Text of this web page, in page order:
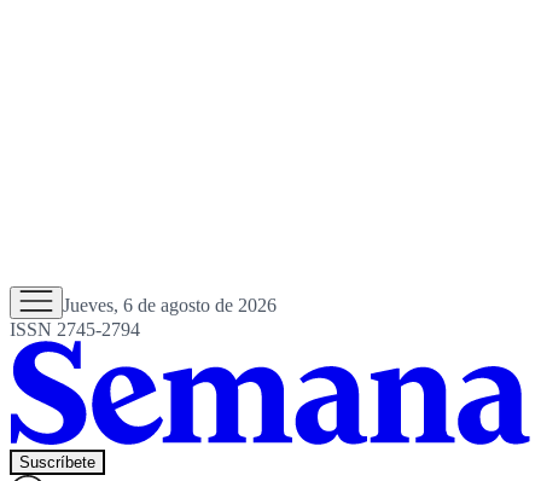
Jueves, 6 de agosto de 2026
ISSN 2745-2794
Suscríbete